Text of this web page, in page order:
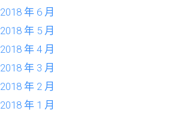
2018 年 6 月
2018 年 5 月
2018 年 4 月
2018 年 3 月
2018 年 2 月
2018 年 1 月